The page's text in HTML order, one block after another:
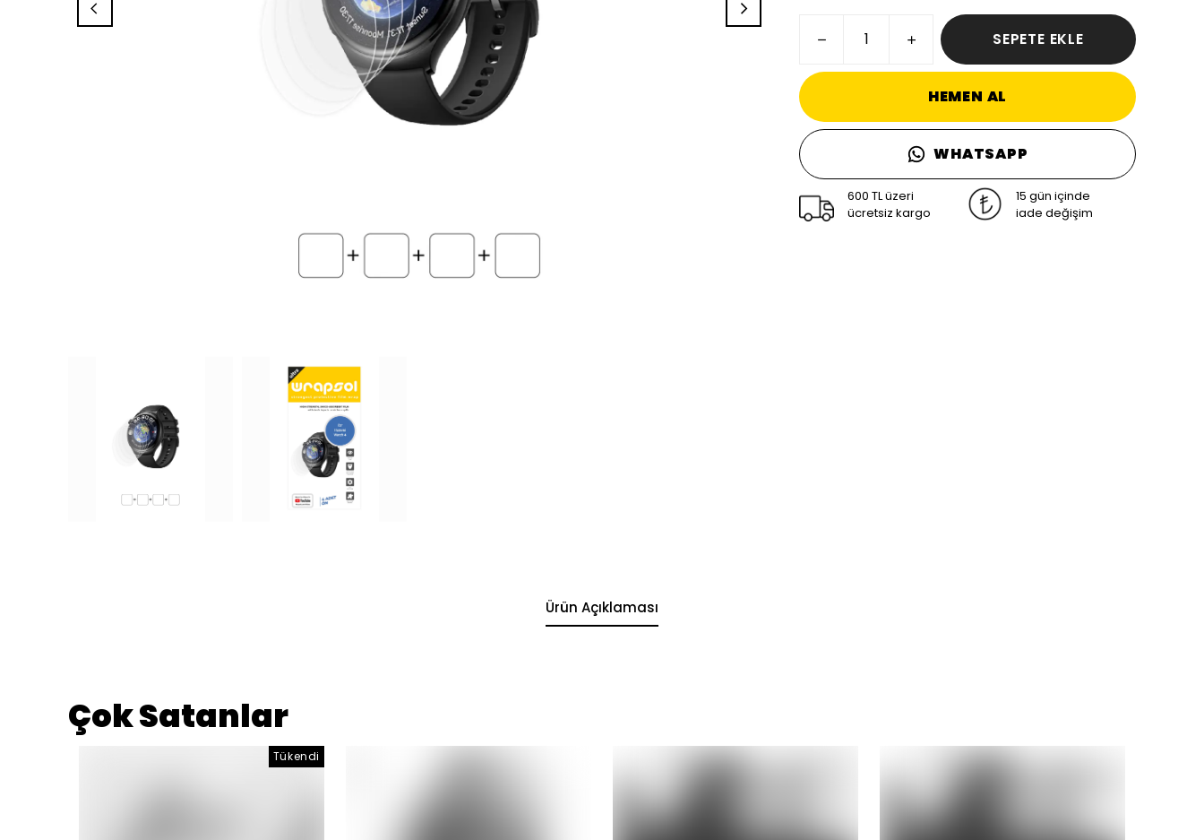
SEPETE EKLE
HEMEN AL
WHATSAPP
600 TL üzeri
ücretsiz kargo
15 gün içinde
iade değişim
Ürün Açıklaması
Çok Satanlar
Tükendi